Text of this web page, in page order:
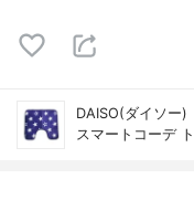
DAISO(ダイソー)
スマートコーデ